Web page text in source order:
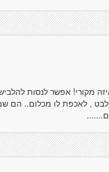
מקורי! אפשר לנסות
, לאכפת לו מכלום.. הם